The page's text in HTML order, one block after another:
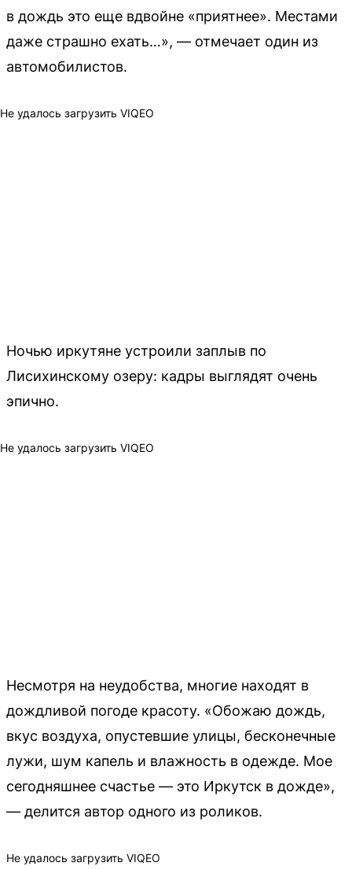
в дождь это еще вдвойне «приятнее». Местами
даже страшно ехать…», — отмечает один из
автомобилистов.
Не удалось загрузить VIQEO
Ночью иркутяне устроили заплыв по
Лисихинскому озеру: кадры выглядят очень
эпично.
Не удалось загрузить VIQEO
Несмотря на неудобства, многие находят в
дождливой погоде красоту. «Обожаю дождь,
вкус воздуха, опустевшие улицы, бесконечные
лужи, шум капель и влажность в одежде. Мое
сегодняшнее счастье — это Иркутск в дожде»,
— делится автор одного из роликов.
Не удалось загрузить VIQEO